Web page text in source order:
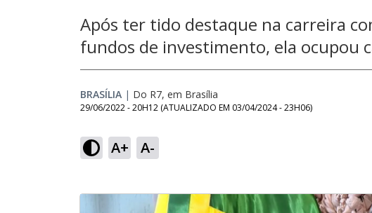
Após ter tido destaque na carreira
fundos de investimento, ela ocupou
BRASÍLIA | Do R7, em Brasília
29/06/2022 - 20H12 (ATUALIZADO EM 03/04/2024 - 23H06)
A+ A-